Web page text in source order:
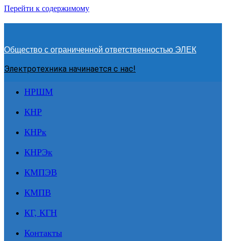
Перейти к содержимому
Общество с ограниченной ответственностью ЭЛЕК
Электротехника начинается с нас!
НРШМ
КНР
КНРк
КНРЭк
КМПЭВ
КМПВ
КГ, КГН
Контакты